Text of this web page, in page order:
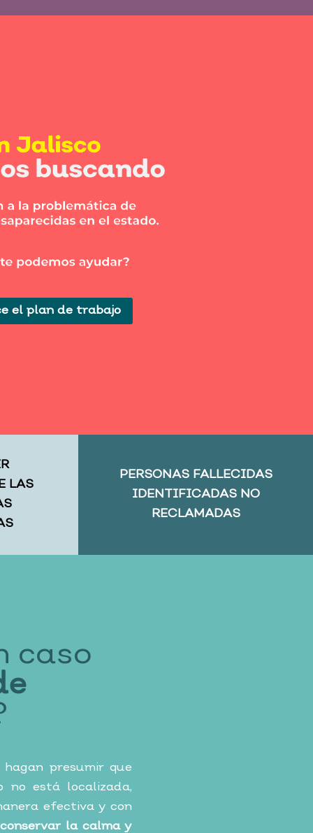
el plan de trabajo
LAS
PERSONAS FALLECIDAS
IDENTIFICADAS NO
RECLAMADAS
caso
presumir que
no está localizada,
efectiva y con
la calma y